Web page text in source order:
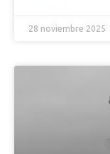
28 noviembre 2025